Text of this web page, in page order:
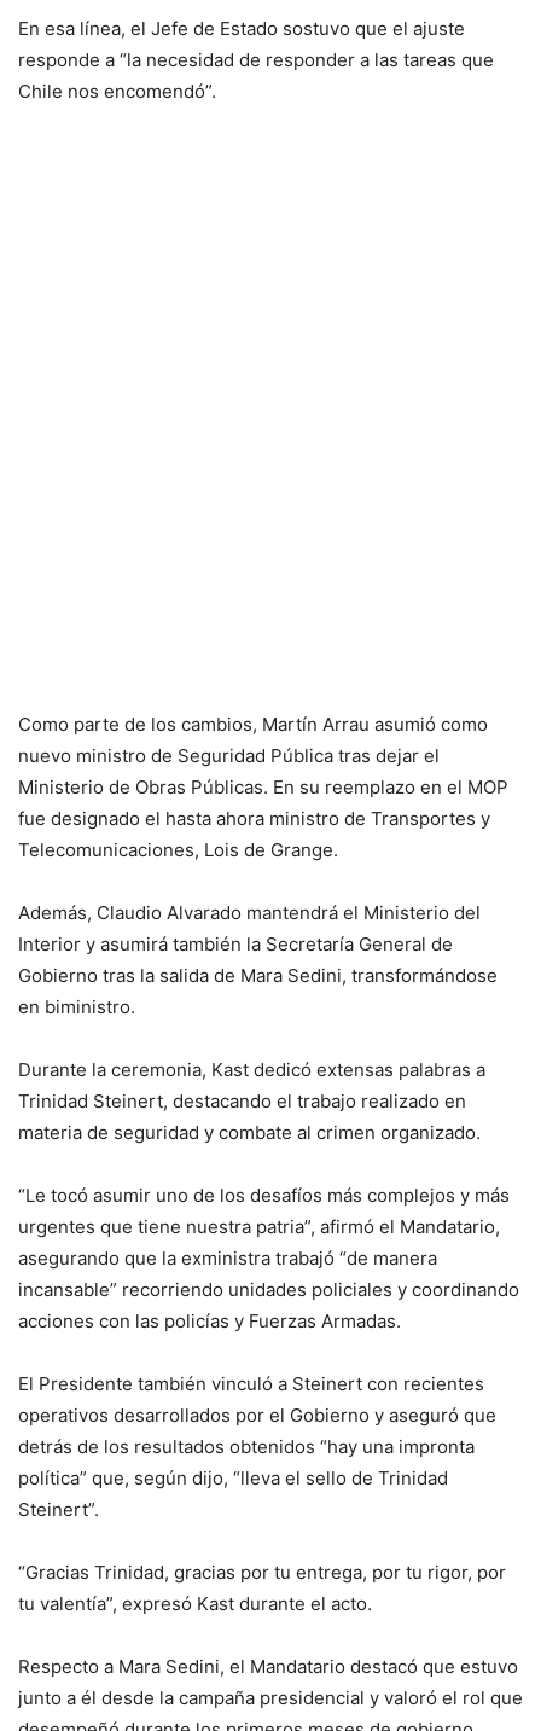
En esa línea, el Jefe de Estado sostuvo que el ajuste
responde a “la necesidad de responder a las tareas que
Chile nos encomendó”.
Como parte de los cambios, Martín Arrau asumió como
nuevo ministro de Seguridad Pública tras dejar el
Ministerio de Obras Públicas. En su reemplazo en el MOP
fue designado el hasta ahora ministro de Transportes y
Telecomunicaciones, Lois de Grange.
Además, Claudio Alvarado mantendrá el Ministerio del
Interior y asumirá también la Secretaría General de
Gobierno tras la salida de Mara Sedini, transformándose
en biministro.
Durante la ceremonia, Kast dedicó extensas palabras a
Trinidad Steinert, destacando el trabajo realizado en
materia de seguridad y combate al crimen organizado.
“Le tocó asumir uno de los desafíos más complejos y más
urgentes que tiene nuestra patria”, afirmó el Mandatario,
asegurando que la exministra trabajó “de manera
incansable” recorriendo unidades policiales y coordinando
acciones con las policías y Fuerzas Armadas.
El Presidente también vinculó a Steinert con recientes
operativos desarrollados por el Gobierno y aseguró que
detrás de los resultados obtenidos “hay una impronta
política” que, según dijo, “lleva el sello de Trinidad
Steinert”.
“Gracias Trinidad, gracias por tu entrega, por tu rigor, por
tu valentía”, expresó Kast durante el acto.
Respecto a Mara Sedini, el Mandatario destacó que estuvo
junto a él desde la campaña presidencial y valoró el rol que